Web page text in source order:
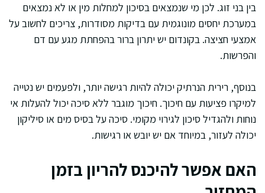
בין בני זוג. לכן מי שנמצאים בסיכון למחלות מין או לא נמצאים
במערכת יחסים מונוגמית עם בדיקות מסודרות, צריכים לחשוב על
אמצעי חציצה. בקונדום יש יתרון ברור בהפחתת מגע עם דם
והפרשות.
בנוסף, רירית הנרתיק יכולה להיות רגישה יותר, ולפעמים יש נטייה
למיקרו פציעות עם חיכוך. חיכוך מוגבר ללא סיכה יכול להעלות אי
נוחות ולהגדיל סיכון לגירוי מקומי. סיכה על בסיס מים או סיליקון
יכולה לעזור, במיוחד אם יש יובש או רגישות.
האם אפשר להיכנס להריון בזמן